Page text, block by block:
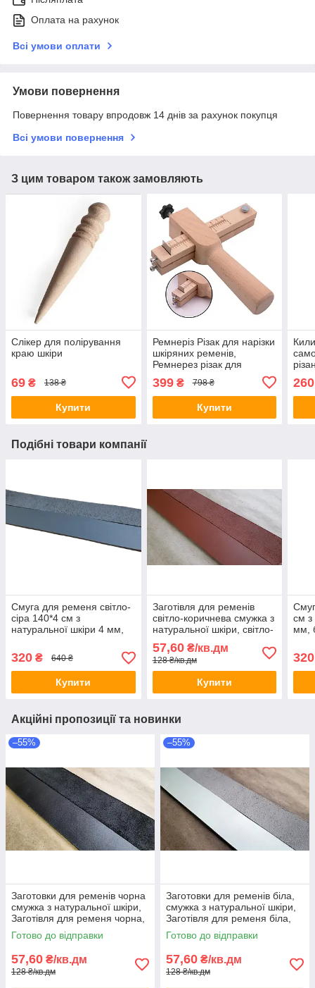
Оплата на рахунок
Всі умови оплати
Умови повернення
Повернення товару впродовж 14 днів за рахунок покупця
Всі умови повернення
З цим товаром також замовляють
Слікер для полірування
краю шкіри
69 ₴ 138 ₴
Купити
Ремнеріз Різак для нарізки
шкіряних ременів,
Ремнерез різак для
нарізки шкіряних ременів
399₴ 798 ₴
Купити
260
Подібні товари компанії
Смуга для ременя світло-
сіра 140*4 см з
натуральної шкіри 4 мм,
мм, світло-сіра
320 ₴ 640 ₴
Купити
Заготівля для ременів
світло-коричнева смужка з
натуральної шкіри, світло-
шкіри
57,60₴/кв.дм
128 ₴/кв.дм
Купити
см з
мм,
320
Акційні пропозиції та новинки
–55%
Заготовки для ременів чорна
смужка з натуральної шкіри,
Заготівля для ременя чорна,
смужки зі шкіри
Готово до відправки
57,60 ₴/кв.дм
128 ₴/кв.дм
–55%
Заготовки для ременів біла,
смужка з натуральної шкіри,
Заготівля для ременя біла,
смужки зі шкіри
Готово до відправки
57,60 ₴/кв.дм
128 ₴/кв.дм